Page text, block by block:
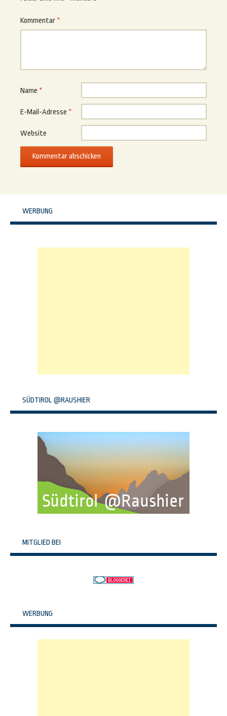
Kommentar *
Name *
E-Mail-Adresse *
Website
WERBUNG
SÜDTIROL @RAUSHIER
MITGLIED BEI
WERBUNG